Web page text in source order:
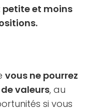
petite et moins
vous ne pourrez
valeurs, au
si vous